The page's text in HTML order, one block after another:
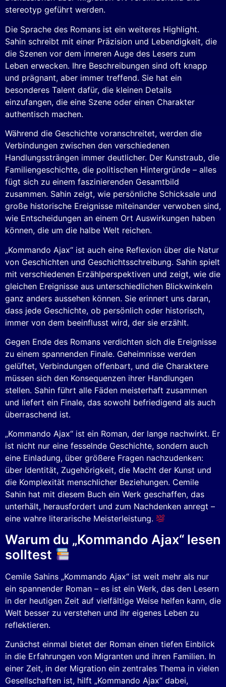
stereotyp geführt werden.
Die Sprache des Romans ist ein weiteres Highlight.
Sahin schreibt mit einer Präzision und Lebendigkeit, die
die Szenen vor dem inneren Auge des Lesers zum
Leben erwecken. Ihre Beschreibungen sind oft knapp
und prägnant, aber immer treffend. Sie hat ein
besonderes Talent dafür, die kleinen Details
einzufangen, die eine Szene oder einen Charakter
authentisch machen.
Während die Geschichte voranschreitet, werden die
Verbindungen zwischen den verschiedenen
Handlungssträngen immer deutlicher. Der Kunstraub, die
Familiengeschichte, die politischen Hintergründe – alles
fügt sich zu einem faszinierenden Gesamtbild
zusammen. Sahin zeigt, wie persönliche Schicksale und
große historische Ereignisse miteinander verwoben sind,
wie Entscheidungen an einem Ort Auswirkungen haben
können, die um die halbe Welt reichen.
„Kommando Ajax“ ist auch eine Reflexion über die Natur
von Geschichten und Geschichtsschreibung. Sahin spielt
mit verschiedenen Erzählperspektiven und zeigt, wie die
gleichen Ereignisse aus unterschiedlichen Blickwinkeln
ganz anders aussehen können. Sie erinnert uns daran,
dass jede Geschichte, ob persönlich oder historisch,
immer von dem beeinflusst wird, der sie erzählt.
Gegen Ende des Romans verdichten sich die Ereignisse
zu einem spannenden Finale. Geheimnisse werden
gelüftet, Verbindungen offenbart, und die Charaktere
müssen sich den Konsequenzen ihrer Handlungen
stellen. Sahin führt alle Fäden meisterhaft zusammen
und liefert ein Finale, das sowohl befriedigend als auch
überraschend ist.
„Kommando Ajax“ ist ein Roman, der lange nachwirkt. Er
ist nicht nur eine fesselnde Geschichte, sondern auch
eine Einladung, über größere Fragen nachzudenken:
über Identität, Zugehörigkeit, die Macht der Kunst und
die Komplexität menschlicher Beziehungen. Cemile
Sahin hat mit diesem Buch ein Werk geschaffen, das
unterhält, herausfordert und zum Nachdenken anregt –
eine wahre literarische Meisterleistung.
Warum du „Kommando Ajax“ lesen
solltest
Cemile Sahins „Kommando Ajax“ ist weit mehr als nur
ein spannender Roman – es ist ein Werk, das den Lesern
in der heutigen Zeit auf vielfältige Weise helfen kann, die
Welt besser zu verstehen und ihr eigenes Leben zu
reflektieren.
Zunächst einmal bietet der Roman einen tiefen Einblick
in die Erfahrungen von Migranten und ihren Familien. In
einer Zeit, in der Migration ein zentrales Thema in vielen
Gesellschaften ist, hilft „Kommando Ajax“ dabei,